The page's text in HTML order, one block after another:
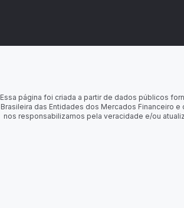
Essa página foi criada a partir de dados públicos
Brasileira das Entidades dos Mercados Financeiro
nos responsabilizamos pela veracidade e/ou